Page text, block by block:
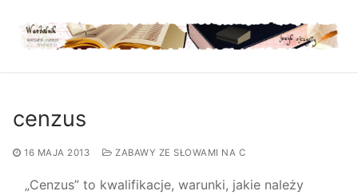
treści
cenzus
16 MAJA 2013 ZABAWY ZE SŁOWAMI NA C
„Cenzus” to kwalifikacje, warunki, jakie należy